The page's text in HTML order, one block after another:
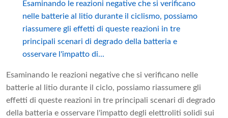
Esaminando le reazioni negative che si verificano
nelle batterie al litio durante il ciclismo, possiamo
riassumere gli effetti di queste reazioni in tre
principali scenari di degrado della batteria e
osservare l'impatto di...
Esaminando le reazioni negative che si verificano nelle
batterie al litio durante il ciclo, possiamo riassumere gli
effetti di queste reazioni in tre principali scenari di degrado
della batteria e osservare l'impatto degli elettroliti solidi sui